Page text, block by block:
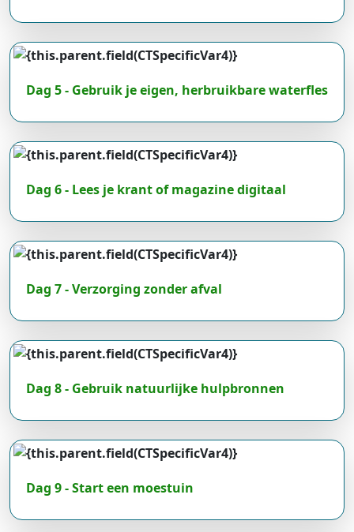
Dag 5 - Gebruik je eigen, herbruikbare waterfles
Dag 6 - Lees je krant of magazine digitaal
Dag 7 - Verzorging zonder afval
Dag 8 - Gebruik natuurlijke hulpbronnen
Dag 9 - Start een moestuin